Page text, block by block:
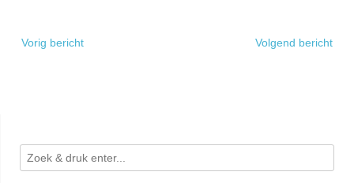
navigatie
Vorig bericht Volgend bericht